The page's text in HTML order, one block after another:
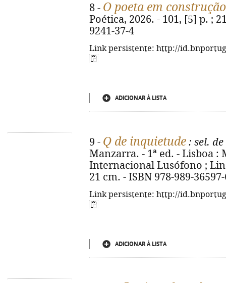
8 - O poeta em construção
Poética, 2026. - 101, [5] p. ;
9241-37-4
Link persistente: http://
ADICIONAR À LISTA
9 - Q de inquietude : sel.
Manzarra. - 1ª ed. - Lisboa
Internacional Lusófono ;
21 cm. - ISBN 978-989-
Link persistente: http://
ADICIONAR À LISTA